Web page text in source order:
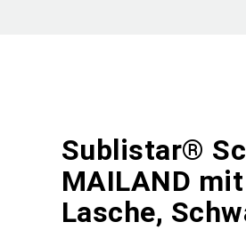
Sublistar®
MAILAND
Lasche,